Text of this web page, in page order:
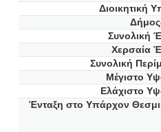
Διοικητική
Συνολική
Χερσαία
Συνολική
Μέγιστο
Ελάχιστο
Ένταξη στο Υπάρχον